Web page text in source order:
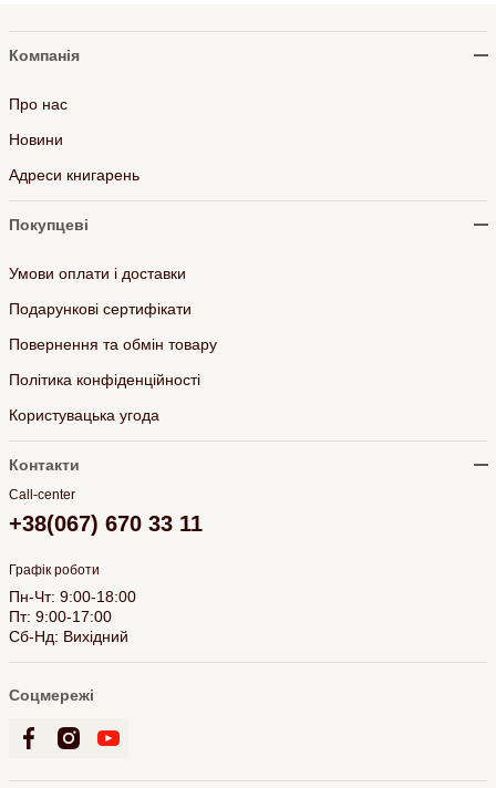
Компанія
Про нас
Новини
Адреси книгарень
Покупцеві
Умови оплати і доставки
Подарункові сертифікати
Повернення та обмін товару
Політика конфіденційності
Користувацька угода
Контакти
Call-center
+38(067) 670 33 11
Графік роботи
Пн-Чт: 9:00-18:00
Пт: 9:00-17:00
Сб-Нд: Вихідний
Соцмережі